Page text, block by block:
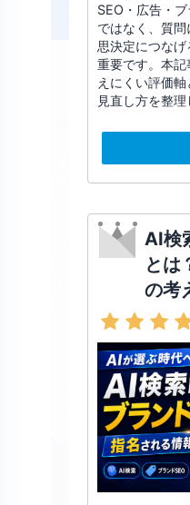
SEO・広告・
ではなく、質
思決定につな
重要です。本
えにくい評価
見直し方を整理
AI検
とは
の考